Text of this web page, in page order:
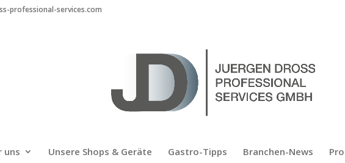
professional-services.com
uns Unsere Shops & Geräte Gastro-Tipps Branchen-News